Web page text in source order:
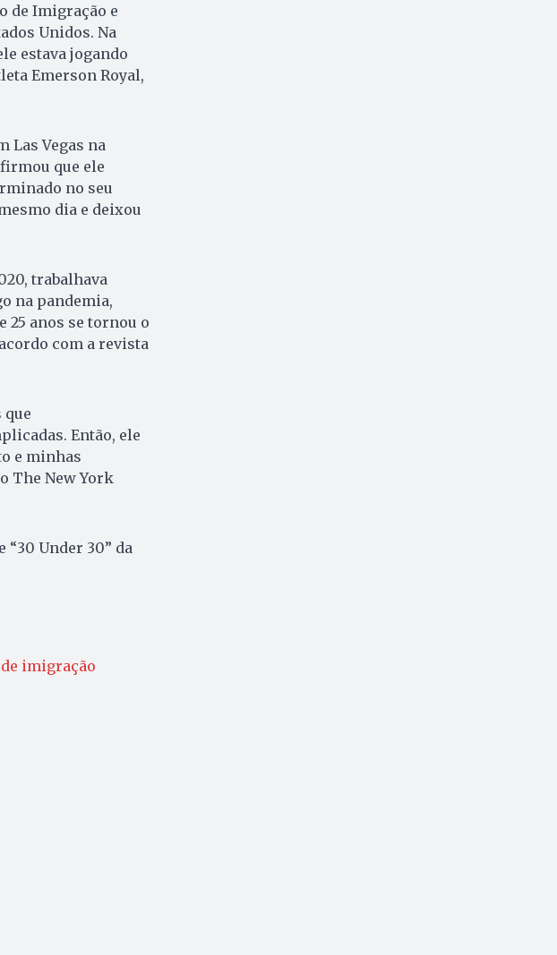
de Imigração e
Unidos. Na
estava jogando
Emerson Royal,
Las Vegas na
que ele
no seu
dia e deixou
trabalhava
na pandemia,
25 anos se tornou o
com a revista
que
Então, ele
e minhas
The New York
“30 Under 30” da
imigração